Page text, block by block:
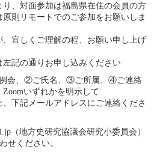
、対面参加は福島県在住の会員の方
則リモートでのご参加をお願いしま
宜しくご理解の程、お願い申し上げ
記の通りお申し込みください
会、②ご氏名、③ご所属、④ご連絡
いずれかを明示して
下記メールアドレスにご連絡くださ
（地方史研究協議会研究小委員会）
せください。